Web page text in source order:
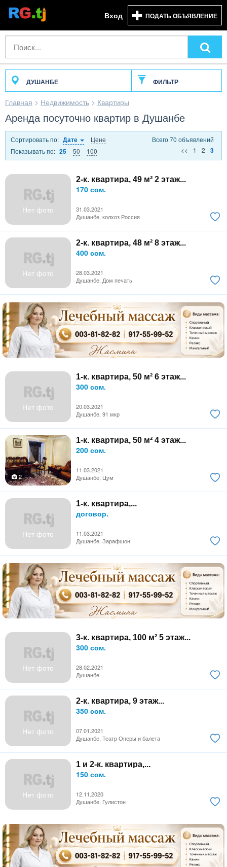
Вход ПОДАТЬ ОБЪЯВЛЕНИЕ
ДУШАНБЕ ФИЛЬТР
Главная > Недвижимость > Квартиры
Аренда посуточно квартир в Душанбе
Сортировать по: Дате
Цене
Показывать по: 25 50 100
Всего 70 объявлений
<<
1 2 3
Нет фото
2-к. квартира, 49 м² 2 этаж...
170 сом.
31.03.2021
Душанбе, колхоз Россия
Нет фото
2-к. квартира, 48 м² 8 этаж...
400 сом.
28.03.2021
Душанбе, Дом печать
Нет фото
1-к. квартира, 50 м² 6 этаж...
300 сом.
20.03.2021
Душанбе, 91 мкр
1-к. квартира, 50 м² 4 этаж...
200 сом.
11.03.2021
2
Душанбе, Цум
Нет фото
1-к. квартира,...
договор.
11.03.2021
Душанбе, Зарафшон
Нет фото
3-к. квартира, 100 м² 5 этаж...
300 сом.
28.02.2021
Душанбе
Нет фото
2-к. квартира, 9 этаж...
350 сом.
07.01.2021
Душанбе, Театр Оперы и балета
Нет фото
1 и 2-к. квартира,...
150 сом.
12.11.2020
Душанбе, Гулистон